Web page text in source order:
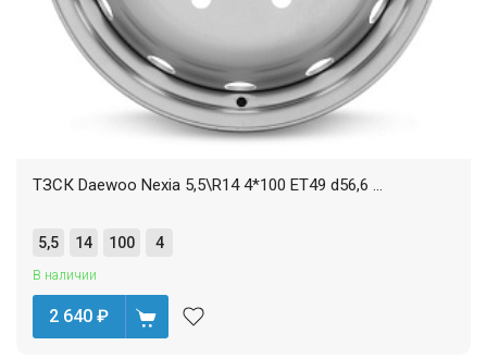
ТЗСК Daewoo Nexia 5,5\R14 4*100 ET49 d56,6 ...
5,5 14 100 4
В наличии
2 640 ₽